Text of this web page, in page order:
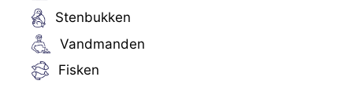
Stenbukken
Vandmanden
Fisken